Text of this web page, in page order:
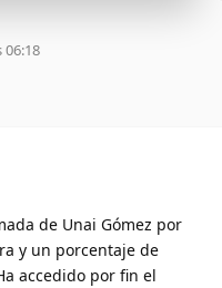
06:18
de Unai Gómez por
y un porcentaje de
accedido por fin el